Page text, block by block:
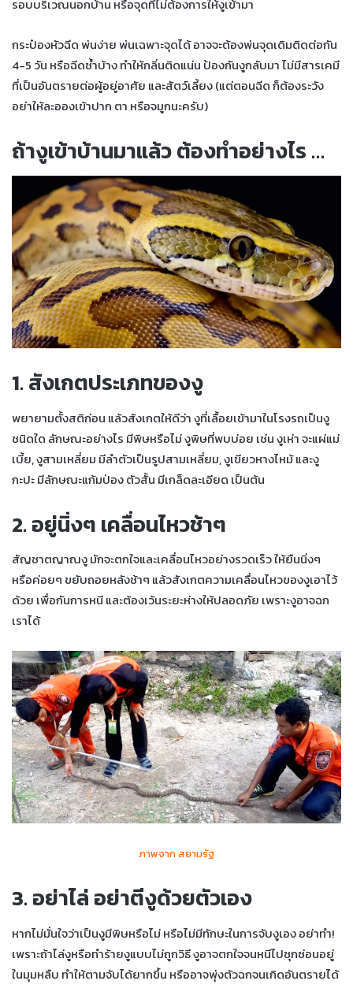
รอบบริเวณนอกบ้าน หรือจุดที่ไม่ต้องการให้งูเข้ามา
กระป๋องหัวฉีด พ่นง่าย พ่นเฉพาะจุดได้ อาจจะต้องพ่นจุดเดิมติดต่อกัน
4-5 วัน หรือฉีดซ้ำบ้าง ทำให้กลิ่นติดแน่น ป้องกันงูกลับมา ไม่มีสารเคมี
ที่เป็นอันตรายต่อผู้อยู่อาศัย และสัตว์เลี้ยง (แต่ตอนฉีด ก็ต้องระวัง
อย่าให้ละอองเข้าปาก ตา หรือจมูกนะครับ)
ถ้างูเข้าบ้านมาแล้ว ต้องทำอย่างไร …
1. สังเกตประเภทของงู
พยายามตั้งสติก่อน แล้วสังเกตให้ดีว่า งูที่เลื้อยเข้ามาในโรงรถเป็นงู
ชนิดใด ลักษณะอย่างไร มีพิษหรือไม่ งูพิษที่พบบ่อย เช่น งูเห่า จะแผ่แม่
เบี้ย, งูสามเหลี่ยม มีลำตัวเป็นรูปสามเหลี่ยม, งูเขียวหางไหม้ และงู
กะปะ มีลักษณะแก้มป่อง ตัวสั้น มีเกล็ดละเอียด เป็นต้น
2. อยู่นิ่งๆ เคลื่อนไหวช้าๆ
สัญชาตญาณงู มักจะตกใจและเคลื่อนไหวอย่างรวดเร็ว ให้ยืนนิ่งๆ
หรือค่อยๆ ขยับถอยหลังช้าๆ แล้วสังเกตความเคลื่อนไหวของงูเอาไว้
ด้วย เพื่อกันการหนี และต้องเว้นระยะห่างให้ปลอดภัย เพราะงูอาจฉก
เราได้
ภาพจาก สยามรัฐ
3. อย่าไล่ อย่าตีงูด้วยตัวเอง
หากไม่มั่นใจว่าเป็นงูมีพิษหรือไม่ หรือไม่มีทักษะในการจับงูเอง อย่าทำ!
เพราะถ้าไล่งูหรือทำร้ายงูแบบไม่ถูกวิธี งูอาจตกใจจนหนีไปซุกซ่อนอยู่
ในมุมหลืบ ทำให้ตามจับได้ยากขึ้น หรืออาจพุ่งตัวฉกจนเกิดอันตรายได้